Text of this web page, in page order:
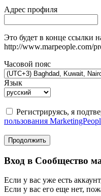
Адрес профиля
Это будет в конце ссылки
http://www.marpeople.com/
Часовой пояс
Язык
Регистрируясь, я
пользования
Продолжить
Вход в Сообщество
Если у вас уже есть
Если у вас его еще нет,